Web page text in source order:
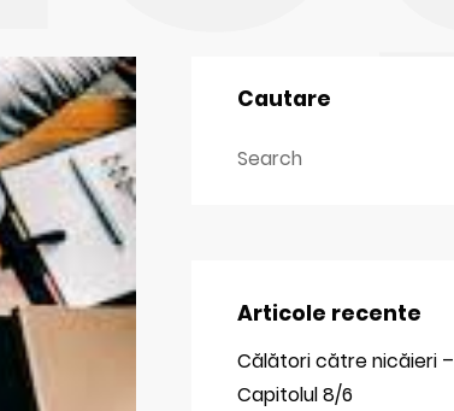
Cautare
Articole recente
Călători către nicăieri –
Capitolul 8/6